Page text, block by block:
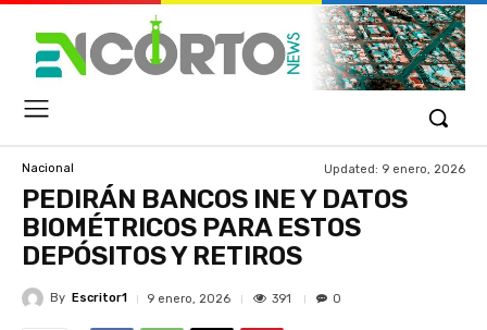
Nacional Updated: 9 enero, 2026
PEDIRÁN BANCOS INE Y DATOS
BIOMÉTRICOS PARA ESTOS
DEPÓSITOS Y RETIROS
By Escritor1 9 enero, 2026 391 0